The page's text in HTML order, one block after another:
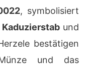
, symbolisiert
Kaduzierstabund
bestätigen
und das